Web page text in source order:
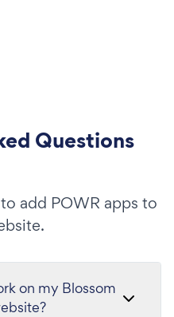
Questions
add POWR apps to
on my Blossom